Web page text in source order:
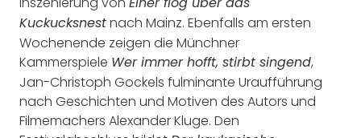
Einer flog über das
Kuckucksnest nach Mainz. Ebenfalls am ersten
Wochenende zeigen die Münchner
Kammerspiele Wer immer hofft, stirbt singend,
Jan-Christoph Gockels fulminante Uraufführung
nach Geschichten und Motiven des Autors und
Filmemachers Alexander Kluge. Den